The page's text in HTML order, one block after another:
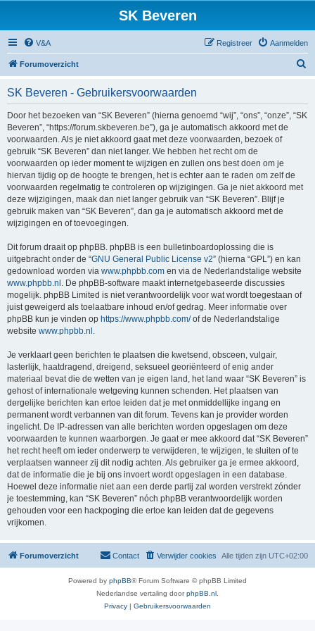
SK Beveren
V&A Aanmelden
Registreer
Forumoverzicht
SK Beveren - Gebruikersvoorwaarden
Door het bezoeken van “SK Beveren” (hierna genoemd “wij”, “ons”, “onze”, “SK
Beveren”, “https://forum.skbeveren.be”), ga je automatisch akkoord met de
voorwaarden. Als je niet akkoord gaat met deze voorwaarden, bezoek of
gebruik “SK Beveren” dan niet langer. We hebben het recht om de
voorwaarden op ieder moment te wijzigen en zullen ons best doen om je
hiervan tijdig op de hoogte te brengen, het is echter aan te raden om zelf de
voorwaarden regelmatig te controleren op wijzigingen. Ga je niet akkoord met
deze wijzigingen, maak dan niet langer gebruik van “SK Beveren”. Blijf je
gebruik maken van “SK Beveren”, dan ga je automatisch akkoord met de
wijzigingen en of toevoegingen.
Dit forum draait op phpBB. phpBB is een bulletinboardoplossing die is
uitgebracht onder de “GNU General Public License v2” (hierna “GPL”) en kan
gedownload worden via www.phpbb.com en via de Nederlandstalige website
www.phpbb.nl . De phpBB-software maakt internetgebaseerde discussies
mogelijk. phpBB Limited is niet verantwoordelijk voor wat wordt toegestaan of
juist geweigerd als toelaatbare inhoud en/of gedrag. Meer informatie over
phpBB kun je vinden op https://www.phpbb.com/of de Nederlandstalige
website www.phpbb.nl .
Je verklaart geen berichten te plaatsen die kwetsend, obsceen, vulgair,
lasterlijk, haatdragend, dreigend, seksueel georiënteerd of enig ander
materiaal bevat die de wetten van je eigen land, het land waar “SK Beveren” is
gehost of internationale wetgeving kunnen schenden. Het plaatsen van
dergelijke berichten kan ertoe leiden dat je met onmiddellijke ingang en
permanent wordt verbannen van dit forum. Tevens kan je provider worden
ingelicht. De IP-adressen van alle berichten worden opgeslagen om deze
voorwaarden te kunnen waarborgen. Je gaat er mee akkoord dat “SK Beveren”
het recht heeft om ieder onderwerp te verwijderen, te wijzigen, te sluiten of te
verplaatsen wanneer zij dit nodig achten. Als gebruiker ga je ermee akkoord,
dat de informatie die je bij ons invoert wordt opgeslagen in een database.
Hoewel deze informatie niet aan een derde partij zal worden verstrekt zónder
je toestemming, kan “SK Beveren” nóch phpBB verantwoordelijk worden
gehouden voor een hackpoging die ertoe kan leiden dat de gegevens
vrijkomen.
Forumoverzicht Alle tijden zijn UTC+02:00
Verwijder cookies
Contact
Powered by phpBB® Forum Software © phpBB Limited
Nederlandse vertaling doorphpBB.nl
Privacy | Gebruikersvoorwaarden